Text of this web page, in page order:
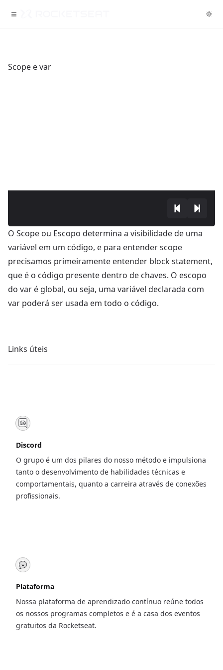
Scope e var
O Scope ou Escopo determina a visibilidade de uma
variável em um código, e para entender scope
precisamos primeiramente entender block statement,
que é o código presente dentro de chaves. O escopo
do var é global, ou seja, uma variável declarada com
var poderá ser usada em todo o código.
Links úteis
Discord
O grupo é um dos pilares do nosso método e impulsiona
tanto o desenvolvimento de habilidades técnicas e
comportamentais, quanto a carreira através de conexões
profissionais.
Plataforma
Nossa plataforma de aprendizado contínuo reúne todos
os nossos programas completos e é a casa dos eventos
gratuitos da Rocketseat.